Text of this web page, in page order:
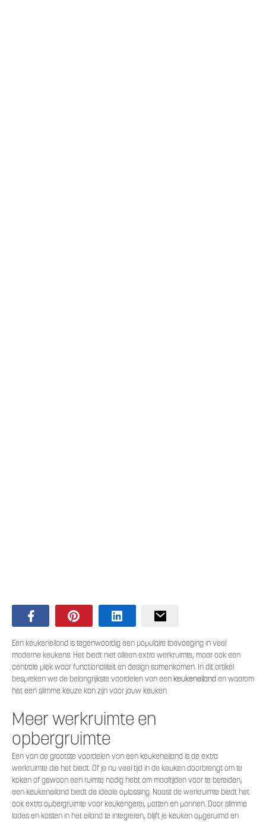
Een keukeneiland is tegenwoordig een populaire toevoeging in veel
moderne keukens. Het biedt niet alleen extra werkruimte, maar ook een
centrale plek waar functionaliteit en design samenkomen. In dit artikel
bespreken we de belangrijkste voordelen van eenkeukeneilanden waarom
het een slimme keuze kan zijn voor jouw keuken.
Meer werkruimte en
opbergruimte
Een van de grootste voordelen van een keukeneiland is de extra
werkruimte die het biedt. Of je nu veel tijd in de keuken doorbrengt om te
koken of gewoon een ruimte nodig hebt om maaltijden voor te bereiden,
een keukeneiland biedt de ideale oplossing. Naast de werkruimte biedt het
ook extra opbergruimte voor keukengerei, potten en pannen. Door slimme
lades en kasten in het eiland te integreren, blijft je keuken opgeruimd en